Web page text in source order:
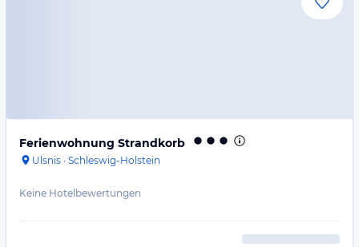
Ferienwohnung Strandkorb
Ulsnis · Schleswig-Holstein
Keine Hotelbewertungen